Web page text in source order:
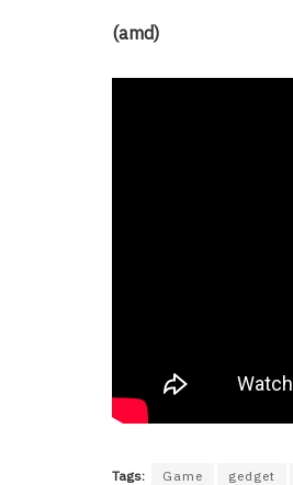
(amd)
Tags: Game gedget